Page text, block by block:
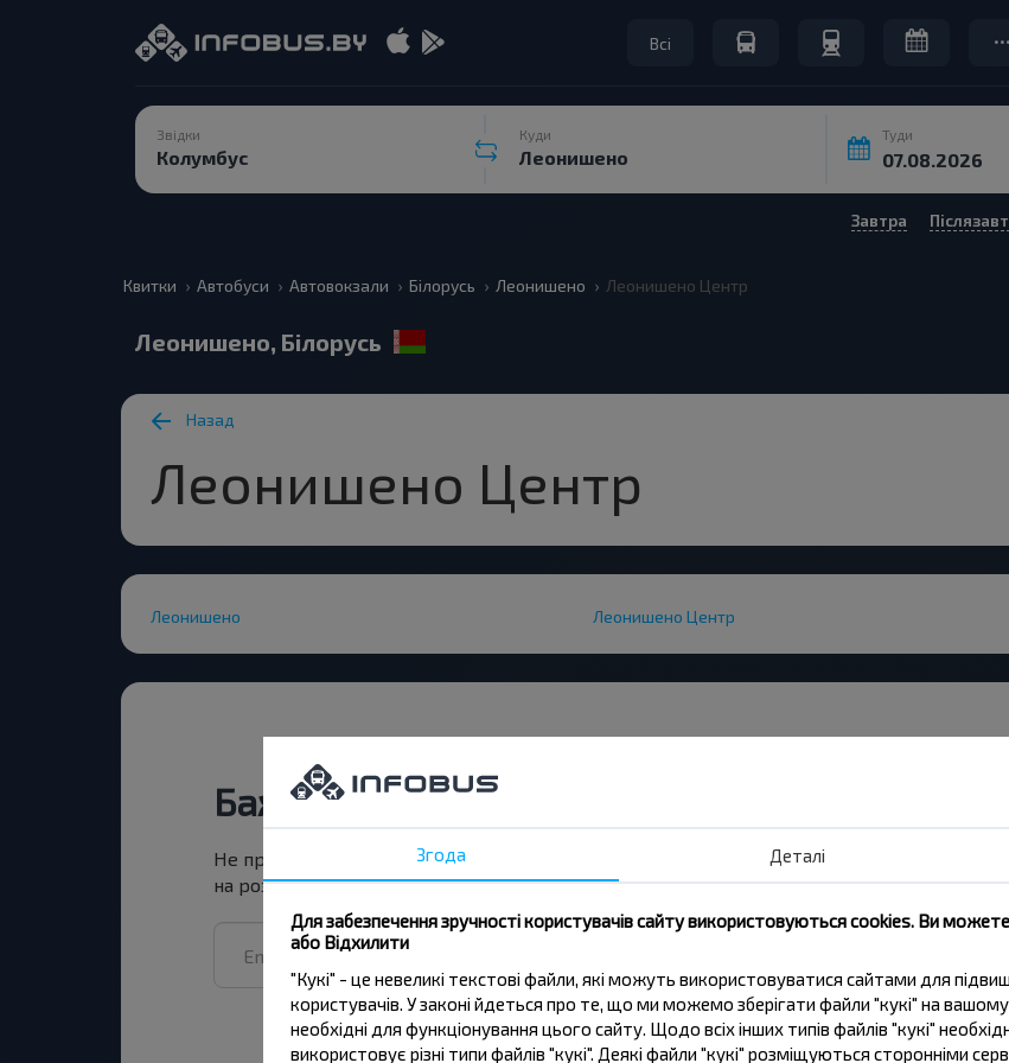
Всі
Звідки Куди Туди
Завтра
Квитки Автобуси Автовокзали Білорусь Леонишено Леонишено Центр
Леонишено, Білорусь
Назад
Леонишено Центр
Леонишено Леонишено Центр
Бажаєте подорожувати дешевше?
Не пропусти акції, знижки та спеціальні пропозиції, INFOBUS. Підпишись
на розсилку та подорожуй з нами дешевше!
Згода Деталі
Для забезпечення зручності користувачів сайту використовуються cookies. Ви
або Відхилити
"Кукі" - це невеликі текстові файли, які можуть використовуватися сайтами для
користувачів. У законі йдеться про те, що ми можемо зберігати файли "кукі" на
необхідні для функціонування цього сайту. Щодо всіх інших типів файлів "кукі"
використовує різні типи файлів "кукі". Деякі файли "кукі" розміщуються сторонніми